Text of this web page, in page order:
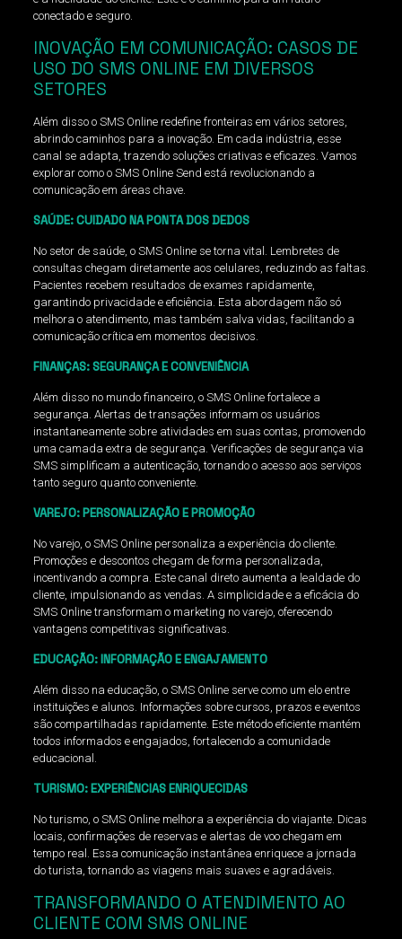
conectado e seguro.
INOVAÇÃO EM COMUNICAÇÃO: CASOS DE
USO DO SMS ONLINE EM DIVERSOS
SETORES
Além disso o SMS Online redefine fronteiras em vários setores,
abrindo caminhos para a inovação. Em cada indústria, esse
canal se adapta, trazendo soluções criativas e eficazes. Vamos
explorar como o SMS Online Send está revolucionando a
comunicação em áreas chave.
SAÚDE: CUIDADO NA PONTA DOS DEDOS
No setor de saúde, o SMS Online se torna vital. Lembretes de
consultas chegam diretamente aos celulares, reduzindo as faltas.
Pacientes recebem resultados de exames rapidamente,
garantindo privacidade e eficiência. Esta abordagem não só
melhora o atendimento, mas também salva vidas, facilitando a
comunicação crítica em momentos decisivos.
FINANÇAS: SEGURANÇA E CONVENIÊNCIA
Além disso no mundo financeiro, o SMS Online fortalece a
segurança. Alertas de transações informam os usuários
instantaneamente sobre atividades em suas contas, promovendo
uma camada extra de segurança. Verificações de segurança via
SMS simplificam a autenticação, tornando o acesso aos serviços
tanto seguro quanto conveniente.
VAREJO: PERSONALIZAÇÃO E PROMOÇÃO
No varejo, o SMS Online personaliza a experiência do cliente.
Promoções e descontos chegam de forma personalizada,
incentivando a compra. Este canal direto aumenta a lealdade do
cliente, impulsionando as vendas. A simplicidade e a eficácia do
SMS Online transformam o marketing no varejo, oferecendo
vantagens competitivas significativas.
EDUCAÇÃO: INFORMAÇÃO E ENGAJAMENTO
Além disso na educação, o SMS Online serve como um elo entre
instituições e alunos. Informações sobre cursos, prazos e eventos
são compartilhadas rapidamente. Este método eficiente mantém
todos informados e engajados, fortalecendo a comunidade
educacional.
TURISMO: EXPERIÊNCIAS ENRIQUECIDAS
No turismo, o SMS Online melhora a experiência do viajante. Dicas
locais, confirmações de reservas e alertas de voo chegam em
tempo real. Essa comunicação instantânea enriquece a jornada
do turista, tornando as viagens mais suaves e agradáveis.
TRANSFORMANDO O ATENDIMENTO AO
CLIENTE COM SMS ONLINE